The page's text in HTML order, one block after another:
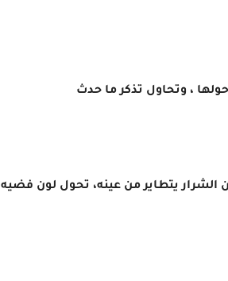
، وتحاول تذكر ما حدث
الشرار يتطاير من عينه، تحول لون فضيه